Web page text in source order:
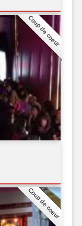
Coup de coeur
Coup de coeur